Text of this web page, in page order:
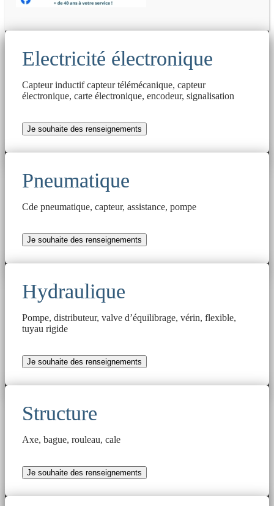
Electricité électronique
Capteur inductif capteur télémécanique, capteur
électronique, carte électronique, encodeur, signalisation
Je souhaite des renseignements
Pneumatique
Cde pneumatique, capteur, assistance, pompe
Je souhaite des renseignements
Hydraulique
Pompe, distributeur, valve d’équilibrage, vérin, flexible,
tuyau rigide
Je souhaite des renseignements
Structure
Axe, bague, rouleau, cale
Je souhaite des renseignements